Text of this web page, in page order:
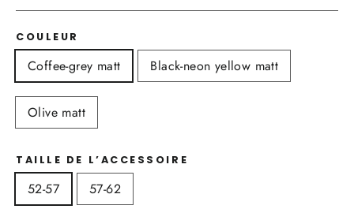
COULEUR
Coffee-grey matt Black-neon yellow matt
Olive matt
TAILLE DE L’ACCESSOIRE
52-57 57-62